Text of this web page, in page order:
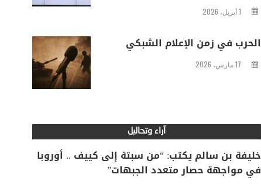
1 أبريل، 2026
الحرب في زمن الإعلام الشبكي
17 مارس، 2026
آراء وتحاليل
خليفة بن سالم يكتب: “من سبتة إلى كييف .. أوروبا
في مواجهة حصار متعدد الجبهات”